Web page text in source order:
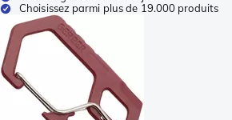
Choisissez parmi plus de 19.000 produits